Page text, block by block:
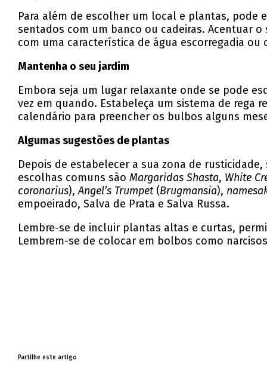
Para além de escolher um local e plantas, pode
sentados com um banco ou cadeiras. Acentuar
com uma característica de água escorregadia
Mantenha o seu jardim
Embora seja um lugar relaxante onde se pode
vez em quando. Estabeleça um sistema de
calendário para preencher os bulbos alguns
Algumas sugestões de plantas
Depois de estabelecer a sua zona de
escolhas comuns sãoMargaridas Shasta, White
coronarius),Angel’s Trumpet (Brugmansia),
empoeirado, Salva de Prata e Salva Russa.
Lembre-se de incluir plantas altas e curtas,
Lembrem-se de colocar em bolbos como
Partilhe este artigo